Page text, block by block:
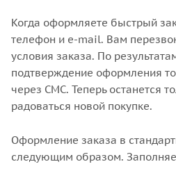
Когда оформляете быстрый
телефон и e-mail. Вам
условия заказа. По
подтверждение оформления
через СМС. Теперь останется
радоваться новой покупке.
Оформление заказа в
следующим образом.